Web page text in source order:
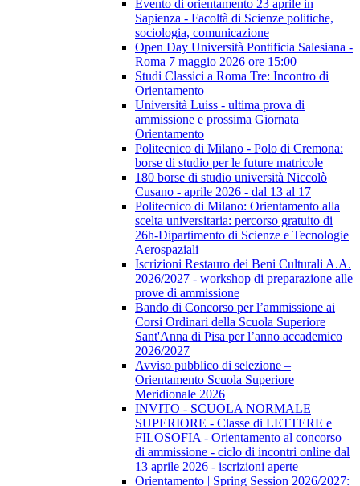
Evento di orientamento 23 aprile in
Sapienza - Facoltà di Scienze politiche,
sociologia, comunicazione
Open Day Università Pontificia Salesiana -
Roma 7 maggio 2026 ore 15:00
Studi Classici a Roma Tre: Incontro di
Orientamento
Università Luiss - ultima prova di
ammissione e prossima Giornata
Orientamento
Politecnico di Milano - Polo di Cremona:
borse di studio per le future matricole
180 borse di studio università Niccolò
Cusano - aprile 2026 - dal 13 al 17
Politecnico di Milano: Orientamento alla
scelta universitaria: percorso gratuito di
26h-Dipartimento di Scienze e Tecnologie
Aerospaziali
Iscrizioni Restauro dei Beni Culturali A.A.
2026/2027 - workshop di preparazione alle
prove di ammissione
Bando di Concorso per l’ammissione ai
Corsi Ordinari della Scuola Superiore
Sant'Anna di Pisa per l’anno accademico
2026/2027
Avviso pubblico di selezione –
Orientamento Scuola Superiore
Meridionale 2026
INVITO - SCUOLA NORMALE
SUPERIORE - Classe di LETTERE e
FILOSOFIA - Orientamento al concorso
di ammissione - ciclo di incontri online dal
13 aprile 2026 - iscrizioni aperte
Orientamento | Spring Session 2026/2027: